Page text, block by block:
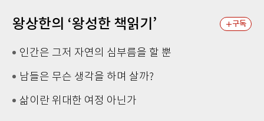
왕상한의 ‘왕성한 책읽기’ 구독
인간은 그저 자연의 심부름을 할 뿐
남들은 무슨 생각을 하며 살까?
삶이란 위대한 여정 아닌가